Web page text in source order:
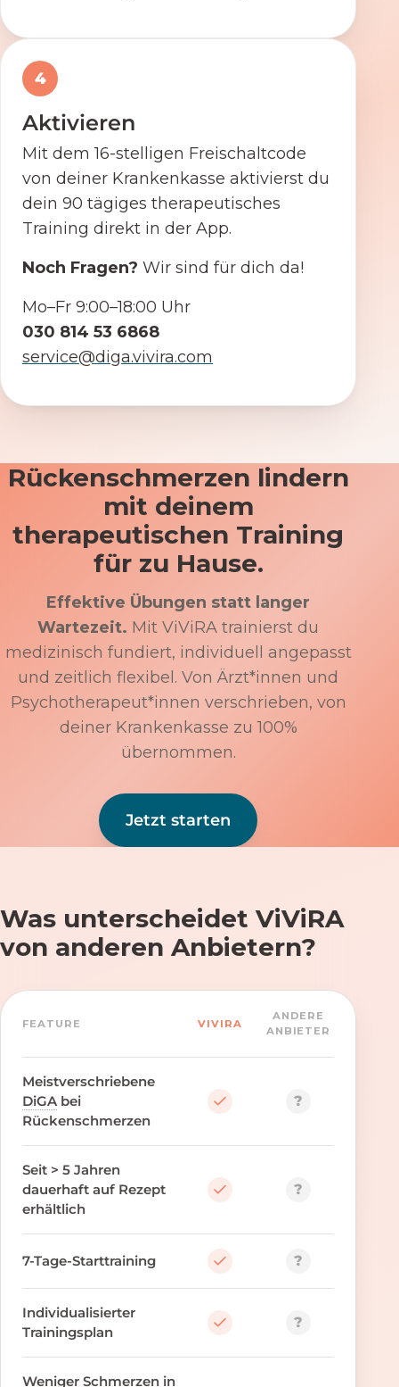
4
Aktivieren
Mit dem 16-stelligen Freischaltcode
von deiner Krankenkasse aktivierst du
dein 90 tägiges therapeutisches
Training direkt in der App.
Noch Fragen? Wir sind für dich da!
Mo–Fr 9:00–18:00 Uhr
030 814 53 6868
service@diga.vivira.com
Rückenschmerzen lindern
mit deinem
therapeutischen Training
für zu Hause.
Effektive Übungen statt langer
Wartezeit. Mit ViViRA trainierst du
medizinisch fundiert, individuell angepasst
und zeitlich flexibel. Von Ärzt*innen und
Psychotherapeut*innen verschrieben, von
deiner Krankenkasse zu 100%
übernommen.
Jetzt starten
Was unterscheidet ViViRA
von anderen Anbietern?
FEATURE VIVIRA
ANDERE
ANBIETER
Meistverschriebene
DiGA bei
Rückenschmerzen
?
Seit > 5 Jahren
dauerhaft auf Rezept
erhältlich
?
7-Tage-Starttraining ?
Individualisierter
Trainingsplan
?
Weniger Schmerzen in